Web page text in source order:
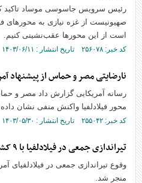
رئیس سرویس جاسوسی موساد تاکید
صهیونیست از غزه نیازی به محور‌های
است از این محور‌ها عقب‌نشینی کنیم.
کد خبر: ۲۵۶۰۷۸ تاریخ انتشار : ۱۴۰۳/۰۶/۱۱
نارضایتی مصر و حماس از پیشنهاد
رسانه آمریکایی گزارش داد مصر و
محور فیلادلفیا واکنش منفی نشان
کد خبر: ۲۵۵۰۴۲ تاریخ انتشار : ۱۴۰۳/۰۵/۳۰
تیراندازی جمعی در فیلادلفیا با ۹ کشته و زخمی
منجر شد.